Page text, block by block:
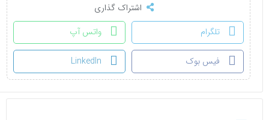
اشتراک گذاری
تلگرام
واتس آپ
فیس بوک LinkedIn